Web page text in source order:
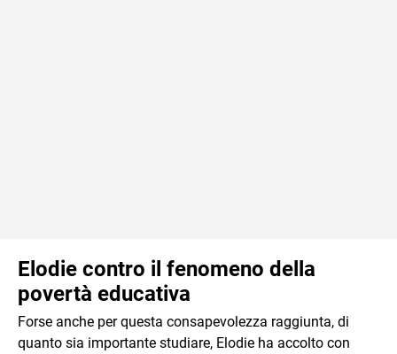
Elodie contro il fenomeno della
povertà educativa
Forse anche per questa consapevolezza raggiunta, di
quanto sia importante studiare, Elodie ha accolto con